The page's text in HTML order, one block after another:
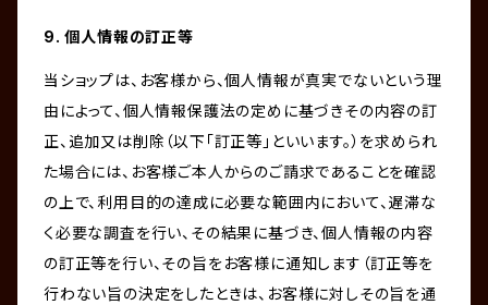
9. 個人情報の訂正等
当ショップは、お客様から、個人情報が真実でないという理
由によって、個人情報保護法の定めに基づきその内容の訂
正、追加又は削除（以下「訂正等」といいます。）を求められ
た場合には、お客様ご本人からのご請求であることを確認
の上で、利用目的の達成に必要な範囲内において、遅滞な
く必要な調査を行い、その結果に基づき、個人情報の内容
の訂正等を行い、その旨をお客様に通知します（訂正等を
行わない旨の決定をしたときは、お客様に対しその旨を通